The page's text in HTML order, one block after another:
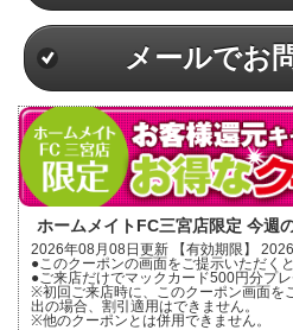
メールでお
ホームメイトFC三宮店限定 今週
2026年08月08日更新 【有効期限】
●このクーポンの画面をご提示いただく
●ご来店だけでマックカード500円分プレ
※初回ご来店時に、このクーポン画面を
出の場合、割引適用はできません。
※他のクーポンとは併用できません。